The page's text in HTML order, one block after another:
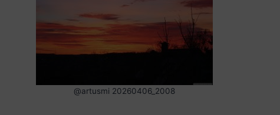
@artusmi 20260406_2008